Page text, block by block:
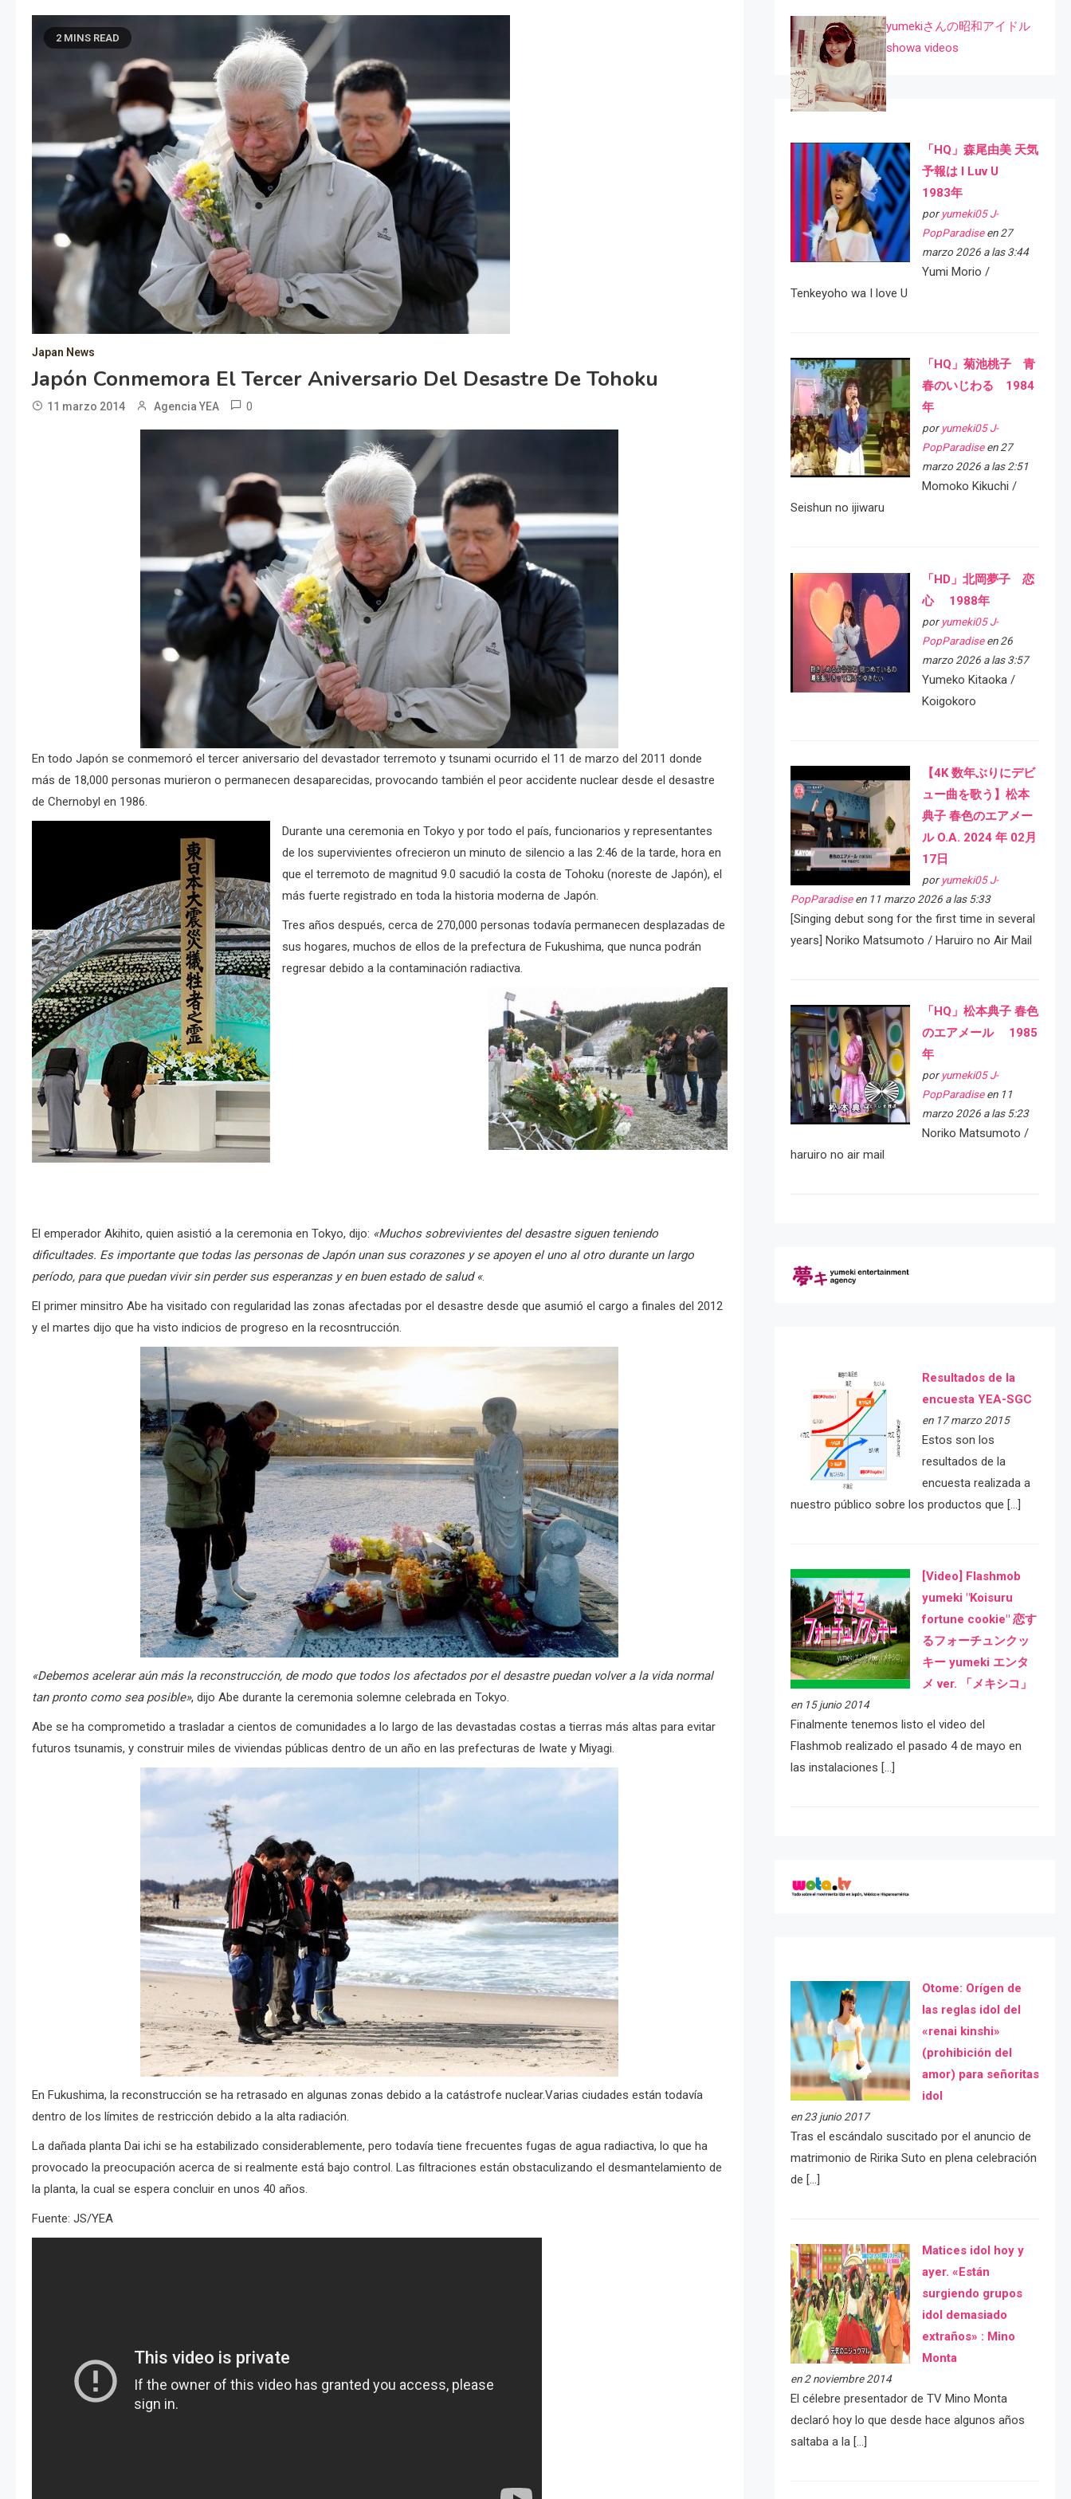
2 MINS READ
Japan News
Japón Conmemora El Tercer Aniversario Del Desastre De Tohoku
11 marzo 2014 Agencia YEA 0
En todo Japón se conmemoró el tercer aniversario del devastador terremoto y tsunami ocurrido el 11 de marzo del 2011 donde
más de 18,000 personas murieron o permanecen desaparecidas, provocando también el peor accidente nuclear desde el desastre
de Chernobyl en 1986.
Durante una ceremonia en Tokyo y por todo el país, funcionarios y representantes
de los supervivientes ofrecieron un minuto de silencio a las 2:46 de la tarde, hora en
que el terremoto de magnitud 9.0 sacudió la costa de Tohoku (noreste de Japón), el
más fuerte registrado en toda la historia moderna de Japón.
Tres años después, cerca de 270,000 personas todavía permanecen desplazadas de
sus hogares, muchos de ellos de la prefectura de Fukushima, que nunca podrán
regresar debido a la contaminación radiactiva.
El emperador Akihito, quien asistió a la ceremonia en Tokyo, dijo: «Muchos sobrevivientes del desastre siguen teniendo
dificultades. Es importante que todas las personas de Japón unan sus corazones y se apoyen el uno al otro durante un largo
período, para que puedan vivir sin perder sus esperanzas y en buen estado de salud «.
El primer minsitro Abe ha visitado con regularidad las zonas afectadas por el desastre desde que asumió el cargo a finales del 2012
y el martes dijo que ha visto indicios de progreso en la recosntrucción.
«Debemos acelerar aún más la reconstrucción, de modo que todos los afectados por el desastre puedan volver a la vida normal
tan pronto como sea posible», dijo Abe durante la ceremonia solemne celebrada en Tokyo.
Abe se ha comprometido a trasladar a cientos de comunidades a lo largo de las devastadas costas a tierras más altas para evitar
futuros tsunamis, y construir miles de viviendas públicas dentro de un año en las prefecturas de Iwate y Miyagi.
En Fukushima, la reconstrucción se ha retrasado en algunas zonas debido a la catástrofe nuclear.Varias ciudades están todavía
dentro de los límites de restricción debido a la alta radiación.
La dañada planta Dai ichi se ha estabilizado considerablemente, pero todavía tiene frecuentes fugas de agua radiactiva, lo que ha
provocado la preocupación acerca de si realmente está bajo control. Las filtraciones están obstaculizando el desmantelamiento de
la planta, la cual se espera concluir en unos 40 años.
Fuente: JS/YEA
yumekiさんの昭和アイドル
showa videos
「HQ」森尾由美 天気
予報は I Luv U
1983年
por yumeki05 J-
PopParadiseen 27
marzo 2026 a las 3:44
Yumi Morio /
Tenkeyoho wa I love U
「HQ」菊池桃子 青
春のいじわる 1984
年
por yumeki05 J-
PopParadiseen 27
marzo 2026 a las 2:51
Momoko Kikuchi /
Seishun no ijiwaru
「HD」北岡夢子 恋
心 1988年
por yumeki05 J-
PopParadiseen 26
marzo 2026 a las 3:57
Yumeko Kitaoka /
Koigokoro
【4K 数年ぶりにデビ
ュー曲を歌う】松本
典子 春色のエアメー
ル O.A. 2024 年 02月
17日
por yumeki05 J-
PopParadiseen 11 marzo 2026 a las 5:33
[Singing debut song for the first time in several
years] Noriko Matsumoto / Haruiro no Air Mail
「HQ」松本典子 春色
のエアメール 1985
年
por yumeki05 J-
PopParadiseen 11
marzo 2026 a las 5:23
Noriko Matsumoto /
haruiro no air mail
Resultados de la
encuesta YEA-SGC
en 17 marzo 2015
Estos son los
resultados de la
encuesta realizada a
nuestro público sobre los productos que […]
[Video] Flashmob
yumeki "Koisuru
fortune cookie" 恋す
るフォーチュンクッ
キー yumeki エンタ
メ ver. 「メキシコ」
en 15 junio 2014
Finalmente tenemos listo el video del
Flashmob realizado el pasado 4 de mayo en
las instalaciones […]
Otome: Orígen de
las reglas idol del
«renai kinshi»
(prohibición del
amor) para señoritas
idol
en 23 junio 2017
Tras el escándalo suscitado por el anuncio de
matrimonio de Ririka Suto en plena celebración
de […]
Matices idol hoy y
ayer. «Están
surgiendo grupos
idol demasiado
extraños» : Mino
Monta
en 2 noviembre 2014
El célebre presentador de TV Mino Monta
declaró hoy lo que desde hace algunos años
saltaba a la […]